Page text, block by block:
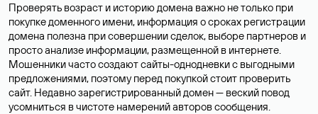
Проверять возраст и историю домена важно не только при
покупке доменного имени, информация о сроках регистрации
домена полезна при совершении сделок, выборе партнеров и
просто анализе информации, размещенной в интернете.
Мошенники часто создают сайты-однодневки с выгодными
предложениями, поэтому перед покупкой стоит проверить
сайт. Недавно зарегистрированный домен — веский повод
усомниться в чистоте намерений авторов сообщения.